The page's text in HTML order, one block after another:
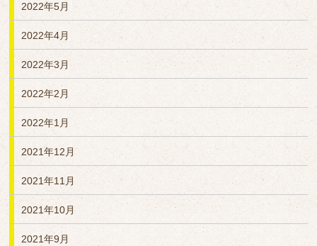
2022年5月
2022年4月
2022年3月
2022年2月
2022年1月
2021年12月
2021年11月
2021年10月
2021年9月